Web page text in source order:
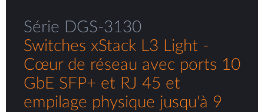
Série DGS-3130
Switches xStack L3 Light -
Cœur de réseau avec ports 10
GbE SFP+ et RJ 45 et
empilage physique jusqu'à 9